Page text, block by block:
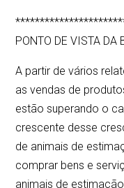
PONTO DE VISTA DA
A partir de vários
as vendas de
estão superando o
crescente desse
de animais de
comprar bens e
animais de